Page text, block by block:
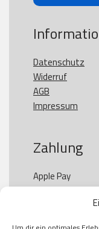
Datenschutz
Widerruf
AGB
Impressum
Zahlung
Apple Pay
Paypal